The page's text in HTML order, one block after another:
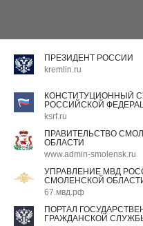
ПРЕЗИДЕНТ РОССИИ
kremlin.ru
КОНСТИТУЦИОННЫЙ
РОССИЙСКОЙ
ksrf.ru
ПРАВИТЕЛЬСТВО
ОБЛАСТИ
www.admin-smolensk.ru
УПРАВЛЕНИЕ МВД
СМОЛЕНСКОЙ
67.мвд.рф
ПОРТАЛ
ГРАЖДАНСКОЙ